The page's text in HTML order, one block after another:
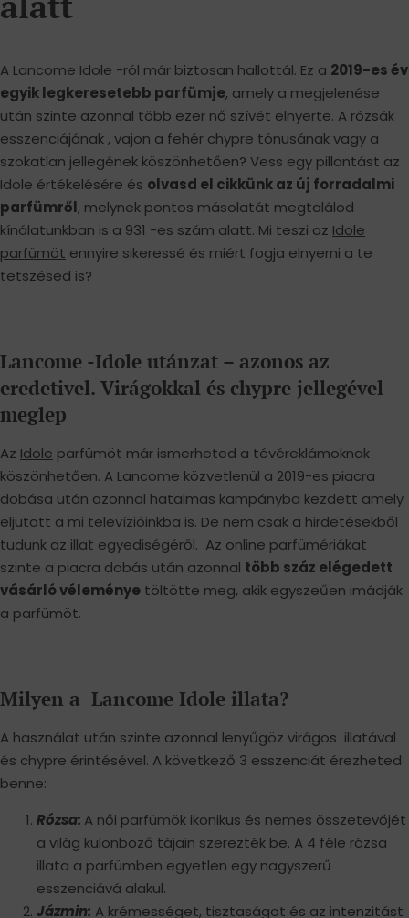
A Lancome Idole -ról már biztosan hallottál. Ez a 2019-es év
egyik legkeresetebb parfümje, amely a megjelenése
után szinte azonnal több ezer nő szívét elnyerte. A rózsák
esszenciájának , vajon a fehér chypre tónusának vagy a
szokatlan jellegének köszönhetően? Vess egy pillantást az
Idole értékelésére és olvasd el cikkünk az új forradalmi
parfümről, melynek pontos másolatát megtalálod
kínálatunkban is a 931 -es szám alatt. Mi teszi az Idole
parfümöt ennyire sikeressé és miért fogja elnyerni a te
tetszésed is?
Lancome -Idole utánzat – azonos az
eredetivel. Virágokkal és chypre jellegével
meglep
Az Idole parfümöt már ismerheted a tévéreklámoknak
köszönhetően. A Lancome közvetlenül a 2019-es piacra
dobása után azonnal hatalmas kampányba kezdett amely
eljutott a mi televízióinkba is. De nem csak a hirdetésekből
tudunk az illat egyediségéről. Az online parfümériákat
szinte a piacra dobás után azonnal több száz elégedett
vásárló véleménye töltötte meg, akik egyszeűen imádják
a parfümöt.
Milyen a Lancome Idole illata?
A használat után szinte azonnal lenyűgöz virágos illatával
és chypre érintésével. A következő 3 esszenciát érezheted
benne:
Rózsa: A női parfümök ikonikus és nemes összetevőjét
a világ különböző tájain szerezték be. A 4 féle rózsa
illata a parfümben egyetlen egy nagyszerű
esszenciává alakul.
Jázmin: A krémességet, tisztaságot és az intenzitást